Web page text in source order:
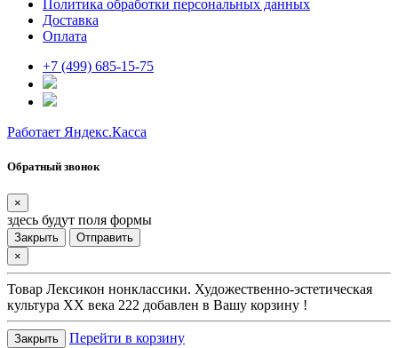
Политика обработки персональных данных
Доставка
Оплата
+7 (499) 685-15-75
Работает Яндекс.Касса
Обратный звонок
×
здесь будут поля формы
Закрыть
Отправить
×
Товар Лексикон нонклассики. Художественно-эстетическая
культура XX века 222 добавлен в Вашу корзину !
Закрыть Перейти в корзину